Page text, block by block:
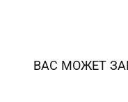
ВАС МОЖЕТ